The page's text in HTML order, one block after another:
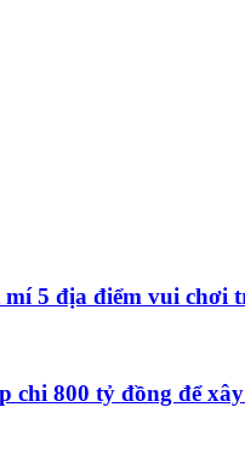
5 địa điểm vui chơi
chi 800 tỷ đồng để